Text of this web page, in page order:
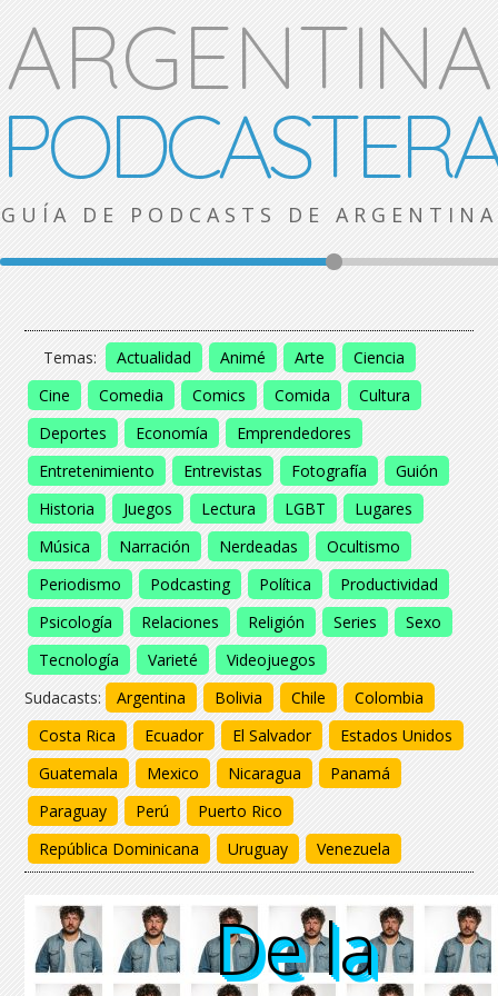
ARGENTINA
GUÍA DE PODCASTS DE ARGENTINA
Temas: Actualidad Animé Arte
Ciencia
Cine
Comedia Comics Comida
Cultura
Deportes
Economía
Emprendedores
Entretenimiento
Entrevistas Fotografía
Guión
Historia
Juegos Lectura LGBT
Lugares
Música
Narración Nerdeadas
Ocultismo
Periodismo
Podcasting Política
Productividad
Psicología
Relaciones Religión Series
Sexo
Tecnología
Varieté
Videojuegos
Sudacasts:
Argentina Bolivia Chile
Colombia
Costa Rica
Ecuador El Salvador
Estados Unidos
Guatemala
Mexico Nicaragua
Panamá
Paraguay
Perú
Puerto Rico
República Dominicana
Uruguay Venezuela
De la
De la
De la
De la